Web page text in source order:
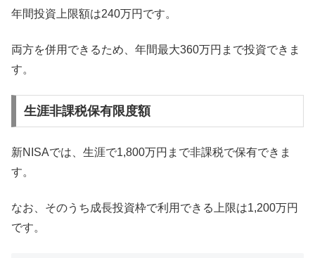
年間投資上限額は240万円です。
両方を併用できるため、年間最大360万円まで投資できま
す。
生涯非課税保有限度額
新NISAでは、生涯で1,800万円まで非課税で保有できま
す。
なお、そのうち成長投資枠で利用できる上限は1,200万円
です。